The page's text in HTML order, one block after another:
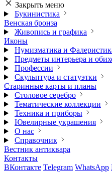
Закрыть меню
Букинистика
Венская бронза
Живопись и графика
Иконы
Нумизматика и
Предметы интерьера и
Профессии
Скульптура и статуэтки
Старинные карты и планы
Столовое серебро
Тематические коллекции
Техника и приборы
Ювелирные украшения
О нас
Справочник
Вестник антиквара
Контакты
ВКонтакте Telegram WhatsApp